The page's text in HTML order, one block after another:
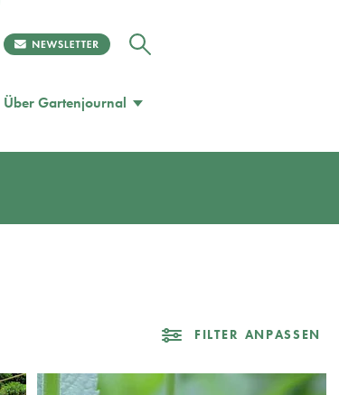
Über Gartenjournal
FILTER ANPASSEN